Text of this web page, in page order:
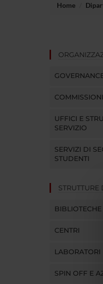
Home
COMMISSIONI
UFFICI E
SERVIZIO
SERVIZI DI
STUDENTI
STRUTTURE
BIBLIOTECHE
CENTRI
LABORATORI
SPIN OFF E